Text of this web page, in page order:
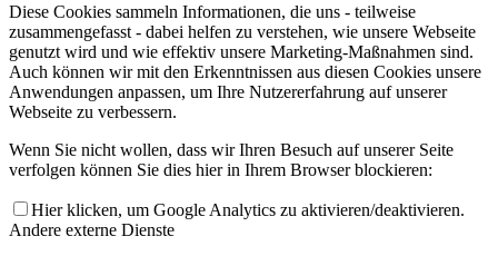
Diese Cookies sammeln Informationen, die uns - teilweise
zusammengefasst - dabei helfen zu verstehen, wie unsere Webseite
genutzt wird und wie effektiv unsere Marketing-Maßnahmen sind.
Auch können wir mit den Erkenntnissen aus diesen Cookies unsere
Anwendungen anpassen, um Ihre Nutzererfahrung auf unserer
Webseite zu verbessern.
Wenn Sie nicht wollen, dass wir Ihren Besuch auf unserer Seite
verfolgen können Sie dies hier in Ihrem Browser blockieren:
Hier klicken, um Google Analytics zu aktivieren/deaktivieren.
Andere externe Dienste